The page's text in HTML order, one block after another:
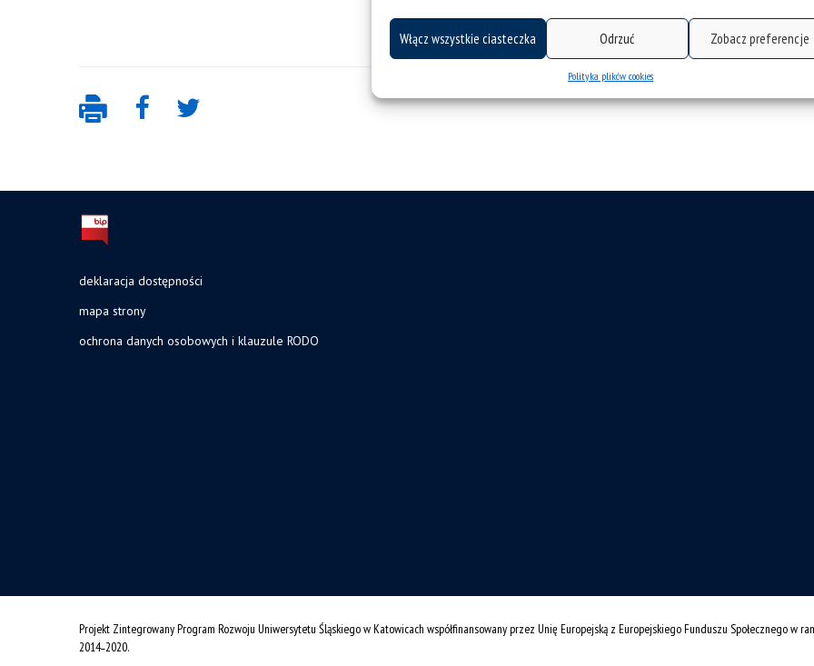
Włącz wszystkie ciasteczka Odrzuć Zobacz preferencje
Polityka plików cookies
deklaracja dostępności
mapa strony
ochrona danych osobowych i klauzule RODO
Projekt Zintegrowany Program Rozwoju Uniwersytetu Śląskiego w Katowicach współfinansowany przez Unię Europejską z Europejskiego Funduszu Społecznego w
2014˗2020.